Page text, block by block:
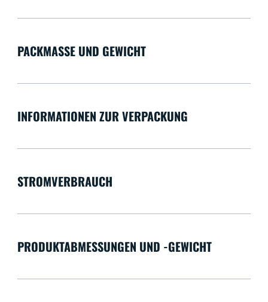
PACKMASSE UND GEWICHT
INFORMATIONEN ZUR VERPACKUNG
STROMVERBRAUCH
PRODUKTABMESSUNGEN UND -GEWICHT